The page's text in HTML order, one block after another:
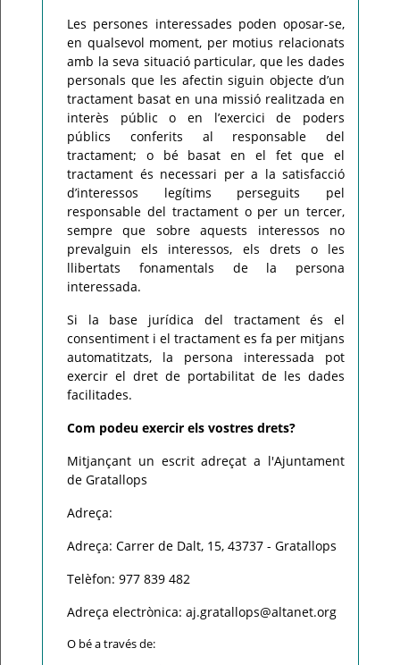
Les persones interessades poden oposar-se,
en qualsevol moment, per motius relacionats
amb la seva situació particular, que les dades
personals que les afectin siguin objecte d’un
tractament basat en una missió realitzada en
interès públic o en l’exercici de poders
públics conferits al responsable del
tractament; o bé basat en el fet que el
tractament és necessari per a la satisfacció
d’interessos legítims perseguits pel
responsable del tractament o per un tercer,
sempre que sobre aquests interessos no
prevalguin els interessos, els drets o les
llibertats fonamentals de la persona
interessada.
Si la base jurídica del tractament és el
consentiment i el tractament es fa per mitjans
automatitzats, la persona interessada pot
exercir el dret de portabilitat de les dades
facilitades.
Com podeu exercir els vostres drets?
Mitjançant un escrit adreçat a l'Ajuntament
de Gratallops
Adreça:
Adreça: Carrer de Dalt, 15, 43737 - Gratallops
Telèfon: 977 839 482
Adreça electrònica: aj.gratallops@altanet.org
O bé a través de: